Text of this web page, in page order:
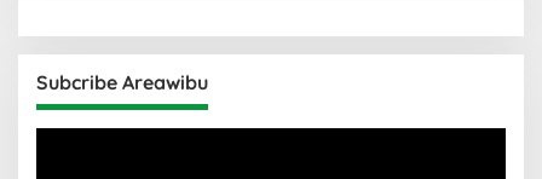
Subcribe Areawibu